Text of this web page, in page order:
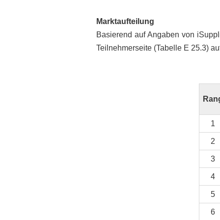
Marktaufteilung
Basierend auf Angaben von
Teilnehmerseite (Tabelle E 25.3)
1
2
3
4
5
6